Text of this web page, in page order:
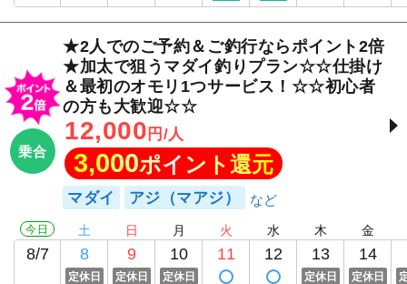
乗合
★2人でのご予約＆ご釣行ならポイント2倍
★加太で狙うマダイ釣りプラン☆☆仕掛け
＆最初のオモリ1つサービス！☆☆初心者
の方も大歓迎☆☆
12,000 円/人
3,000ポイント還元
マダイ アジ（マアジ）
今日
8/7
土
8
定休日
日
9
定休日
月
10
定休日
火
11
水
12
木
13
定休日
金
14
定休日